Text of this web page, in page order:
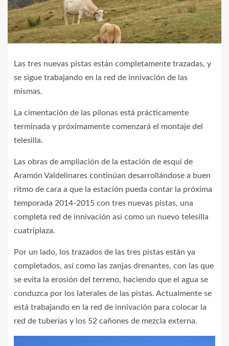
Las tres nuevas pistas están completamente trazadas, y
se sigue trabajando en la red de innivación de las
mismas.
La cimentación de las pilonas está prácticamente
terminada y próximamente comenzará el montaje del
telesilla.
Las obras de ampliación de la estación de esquí de
Aramón Valdelinares continúan desarrollándose a buen
ritmo de cara a que la estación pueda contar la próxima
temporada 2014-2015 con tres nuevas pistas, una
completa red de innivación así como un nuevo telesilla
cuatriplaza.
Por un lado, los trazados de las tres pistas están ya
completados, así como las zanjas drenantes, con las que
se evita la erosión del terreno, haciendo que el agua se
conduzca por los laterales de las pistas. Actualmente se
está trabajando en la red de innivación para colocar la
red de tuberías y los 52 cañones de mezcla externa.